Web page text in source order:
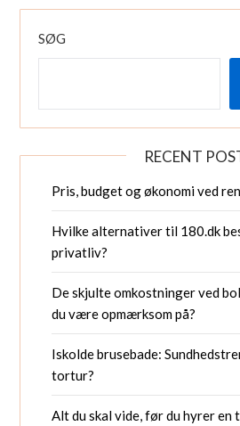
SØG
RECENT
Pris, budget og økonomi ved
Hvilke alternativer til 180.dk
privatliv?
De skjulte omkostninger ved
du være opmærksom på?
Iskolde brusebade:
tortur?
Alt du skal vide, før du hyrer en